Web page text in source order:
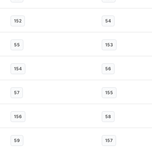
152 54
55 153
154 56
57 155
156 58
59 157